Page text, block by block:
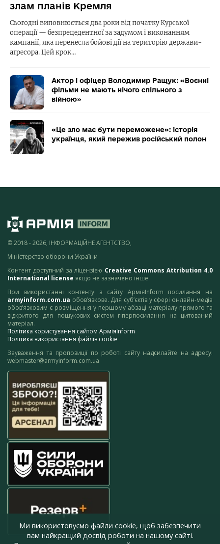
злам планів Кремля
Сьогодні виповнюється два роки від початку Курської
операції — безпрецедентної за задумом і виконанням
кампанії, яка перенесла бойові дії на територію держави-
агресора. Цей крок…
Актор і офіцер Володимир Ращук: «Воєнні
фільми не мають нічого спільного з
війною»
«Це зло має бути переможене»: історія
українця, який пережив російський полон
© 2018 - 2026, ІНФОРМАЦІЙНЕ АГЕНТСТВО,
Міністерство оборони України
Контент доступний за ліцензією Creative Commons Attribution 4.0
International license якщо не зазначено інше.
При використанні контенту з сайту АрміяInform посилання на
armyinform.com.ua обов’язкове. Для суб’єктів у сфері онлайн-медіа
обов’язковим є розміщення у першому абзаці матеріалу прямого та
відкритого для пошукових систем гіперпосилання на цитований
матеріал.
Політика користування сайтом АрміяInform
Політика використання файлів cookie
Зауваження та пропозиції по роботі сайту надсилайте на адресу:
webmaster@armyinform.com.ua
Ми використовуємо файли cookie, щоб забезпечити
вам найкращий досвід роботи на нашому сайті.